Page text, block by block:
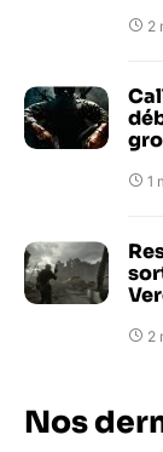
2
1
2
Nos